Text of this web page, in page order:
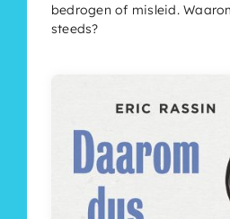
bedrogen of misleid.
steeds?